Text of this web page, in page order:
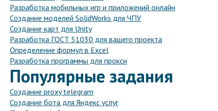
Разработка мобильных игр и приложений онлайн
Создание моделей SolidWorks для ЧПУ
Создание карт для Unity
Разработка ГОСТ 51030 для вашего проекта
Определение формул в Excel
Разработка программы для прокси
Популярные задания
Создание proxy telegram
Создание бота для Яндекс услуг